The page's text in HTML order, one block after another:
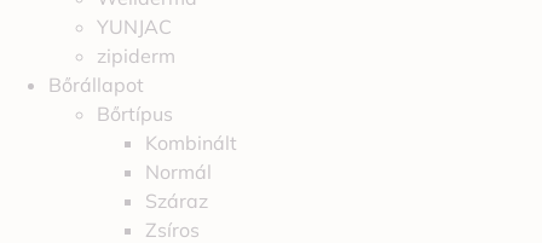
YUNJAC
zipiderm
Bőrállapot
Bőrtípus
Kombinált
Normál
Száraz
Zsíros